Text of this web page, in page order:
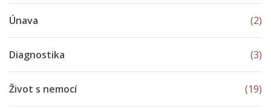
Únava (2)
Diagnostika (3)
Život s nemocí (19)